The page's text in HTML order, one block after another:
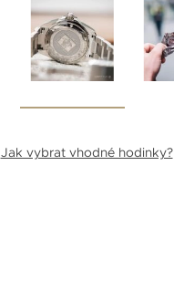
Jak vybrat vhodné hodinky?